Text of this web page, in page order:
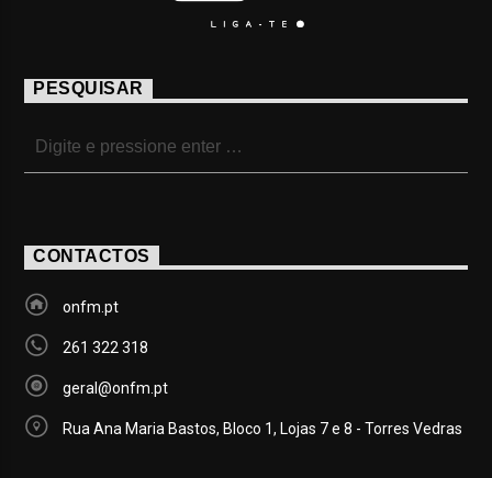
PESQUISAR
CONTACTOS
onfm.pt
261 322 318
geral@onfm.pt
Rua Ana Maria Bastos, Bloco 1, Lojas 7 e 8 - Torres Vedras